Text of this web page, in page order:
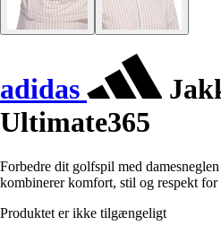
adidas
Ultimate365
Forbedre dit golfspil med
kombinerer komfort, stil og respekt for
Produktet er ikke tilgængeligt